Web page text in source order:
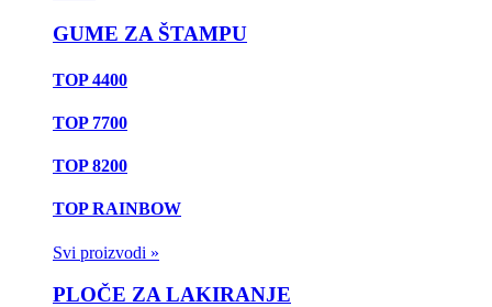
GUME ZA ŠTAMPU
TOP 4400
TOP 7700
TOP 8200
TOP RAINBOW
Svi proizvodi »
PLOČE ZA LAKIRANJE